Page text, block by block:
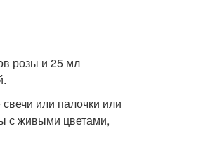
розы и 25 мл
или палочки или
с живыми цветами,